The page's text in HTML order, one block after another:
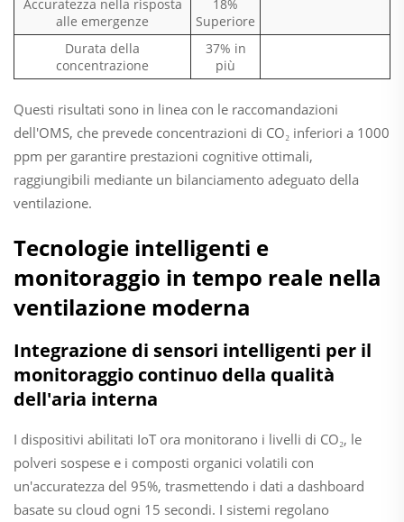
Accuratezza nella risposta
alle emergenze
18%
Superiore
Durata della
concentrazione
37% in
più
Questi risultati sono in linea con le raccomandazioni
dell'OMS, che prevede concentrazioni di CO₂ inferiori a 1000
ppm per garantire prestazioni cognitive ottimali,
raggiungibili mediante un bilanciamento adeguato della
ventilazione.
Tecnologie intelligenti e
monitoraggio in tempo reale nella
ventilazione moderna
Integrazione di sensori intelligenti per il
monitoraggio continuo della qualità
dell'aria interna
I dispositivi abilitati IoT ora monitorano i livelli di CO₂, le
polveri sospese e i composti organici volatili con
un'accuratezza del 95%, trasmettendo i dati a dashboard
basate su cloud ogni 15 secondi. I sistemi regolano